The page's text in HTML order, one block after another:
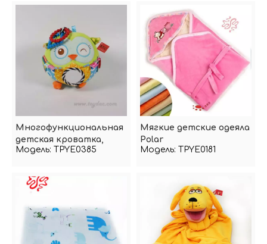
Многофункциональная
детская кроватка,
подвесная погремушка
Модель: TPYE0385
Мягкие детские одеяла
Polar
Модель: TPYE0181